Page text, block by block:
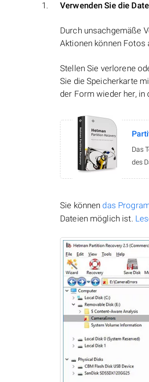
Verwenden Sie die
Durch unsachgemäße
Aktionen können Fotos
Stellen Sie verlorene
Sie die Speicherkarte
der Form wieder her, in
Das
des
Sie können das
Dateien möglich ist.